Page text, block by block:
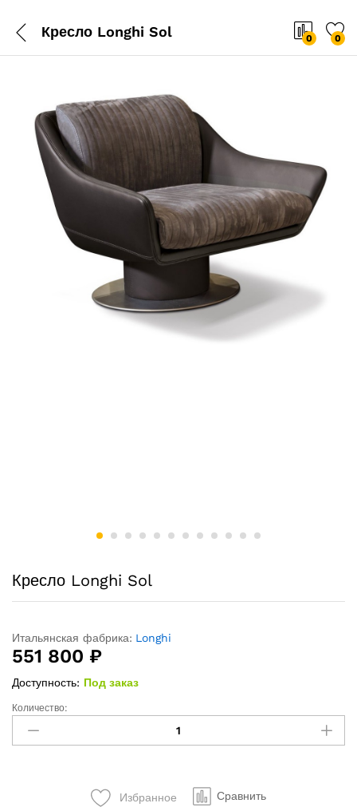
Кресло Longhi Sol 0 0
Кресло Longhi Sol
Итальянская фабрика: Longhi
551 800 ₽
Доступность: Под заказ
Кресло
Longhi
Sol
Количество:
Избранное Сравнить